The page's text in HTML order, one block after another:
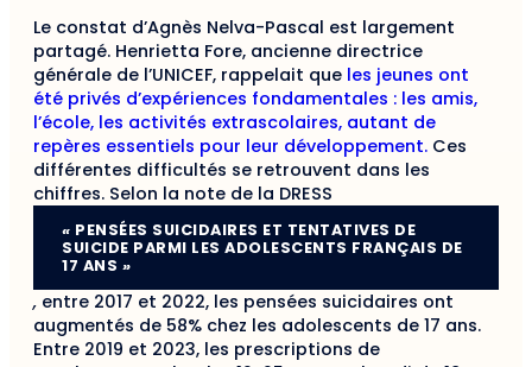
Le constat d’Agnès Nelva-Pascal est largement
partagé. Henrietta Fore, ancienne directrice
générale de l’UNICEF, rappelait que les jeunes ont
été privés d’expériences fondamentales : les amis,
l’école, les activités extrascolaires, autant de
repères essentiels pour leur développement. Ces
différentes difficultés se retrouvent dans les
chiffres. Selon la note de la DRESS
« PENSÉES SUICIDAIRES ET TENTATIVES DE
SUICIDE PARMI LES ADOLESCENTS FRANÇAIS DE
17 ANS »
, entre 2017 et 2022, les pensées suicidaires ont
augmentés de 58% chez les adolescents de 17 ans.
Entre 2019 et 2023, les prescriptions de